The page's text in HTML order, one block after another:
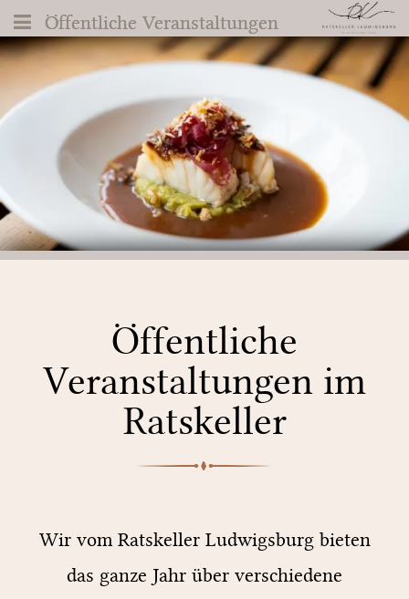
Öffentliche Veranstaltungen
Öffentliche Veranstaltungen
Öffentliche
Veranstaltungen im
Ratskeller
Wir vom Ratskeller Ludwigsburg bieten
das ganze Jahr über verschiedene